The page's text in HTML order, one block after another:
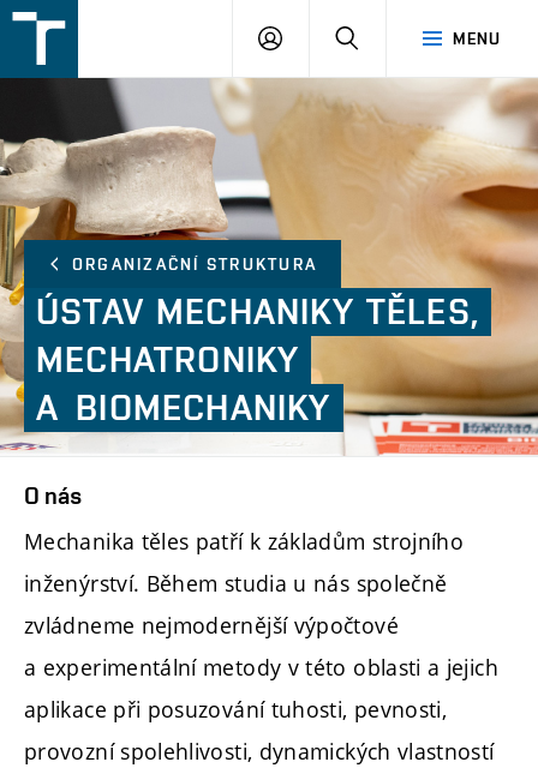
v
Brně
MENU
PŘIHLÁŠENÍ
ORGANIZAČNÍ STRUKTURA
ÚSTAV MECHANIKY TĚLES,
MECHATRONIKY
A BIOMECHANIKY
O nás
Mechanika těles patří k základům strojního
inženýrství. Během studia u nás společně
zvládneme nejmodernější výpočtové
a experimentální metody v této oblasti a jejich
aplikace při posuzování tuhosti, pevnosti,
provozní spolehlivosti, dynamických vlastností